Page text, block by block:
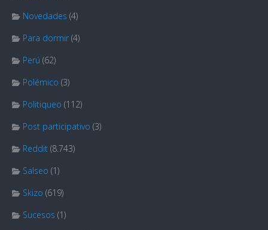
Novedades (4)
Para dormir (4)
Perú (62)
Polémico (3)
Politiqueo (112)
Post participativo (3)
Reddit (8.743)
Salseo (1)
Skizo (619)
Sucesos (1)